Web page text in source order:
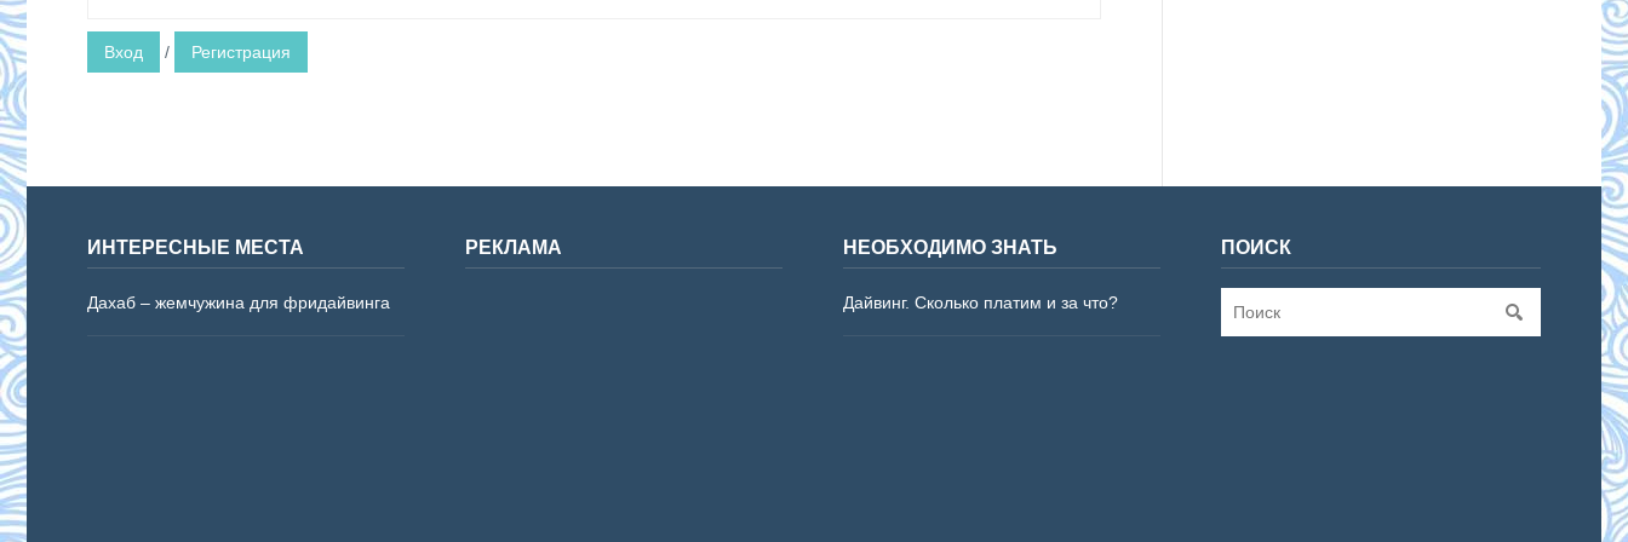
Вход / Регистрация
ИНТЕРЕСНЫЕ МЕСТА
Дахаб – жемчужина для фридайвинга
РЕКЛАМА НЕОБХОДИМО ЗНАТЬ
Дайвинг. Сколько платим и за что?
ПОИСК